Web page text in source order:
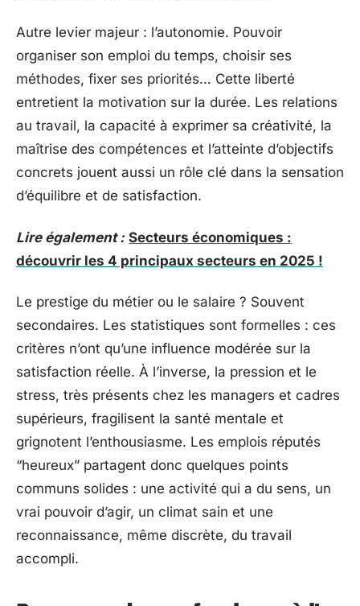
Autre levier majeur : l’autonomie. Pouvoir
organiser son emploi du temps, choisir ses
méthodes, fixer ses priorités… Cette liberté
entretient la motivation sur la durée. Les relations
au travail, la capacité à exprimer sa créativité, la
maîtrise des compétences et l’atteinte d’objectifs
concrets jouent aussi un rôle clé dans la sensation
d’équilibre et de satisfaction.
Lire également : Secteurs économiques :
découvrir les 4 principaux secteurs en 2025 !
Le prestige du métier ou le salaire ? Souvent
secondaires. Les statistiques sont formelles : ces
critères n’ont qu’une influence modérée sur la
satisfaction réelle. À l’inverse, la pression et le
stress, très présents chez les managers et cadres
supérieurs, fragilisent la santé mentale et
grignotent l’enthousiasme. Les emplois réputés
“heureux” partagent donc quelques points
communs solides : une activité qui a du sens, un
vrai pouvoir d’agir, un climat sain et une
reconnaissance, même discrète, du travail
accompli.